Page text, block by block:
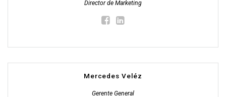
Director de Marketing
Mercedes Veléz
Gerente General